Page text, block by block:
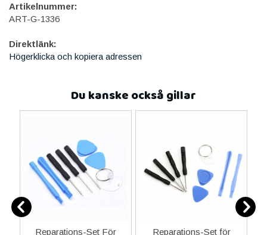
Artikelnummer:
ART-G-1336
Direktlänk:
Högerklicka och kopiera adressen
Du kanske också gillar
Reparations-Set För
Reparations-Set för